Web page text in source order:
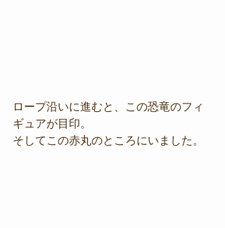
ロープ沿いに進むと、この恐竜のフィ
ギュアが目印。
そしてこの赤丸のところにいました。